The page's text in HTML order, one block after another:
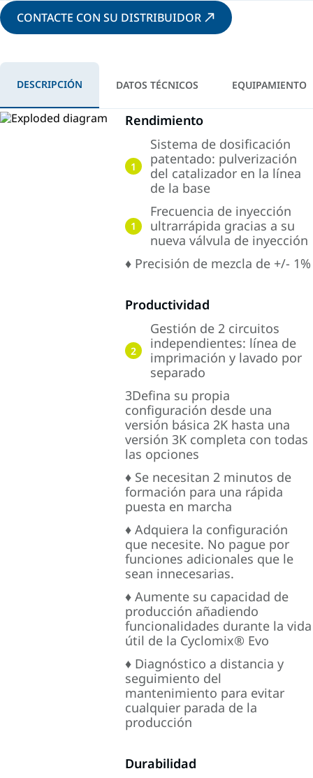
CONTACTE CON SU DISTRIBUIDOR
DESCRIPCIÓN DATOS TÉCNICOS EQUIPAMIENTO
Rendimiento
1
Sistema de dosificación
patentado: pulverización
del catalizador en la línea
de la base
1
Frecuencia de inyección
ultrarrápida gracias a su
nueva válvula de inyección
♦ Precisión de mezcla de +/- 1%
Productividad
2
Gestión de 2 circuitos
independientes: línea de
imprimación y lavado por
separado
3Defina su propia
configuración desde una
versión básica 2K hasta una
versión 3K completa con todas
las opciones
♦ Se necesitan 2 minutos de
formación para una rápida
puesta en marcha
♦ Adquiera la configuración
que necesite. No pague por
funciones adicionales que le
sean innecesarias.
♦ Aumente su capacidad de
producción añadiendo
funcionalidades durante la vida
útil de la Cyclomix® Evo
♦ Diagnóstico a distancia y
seguimiento del
mantenimiento para evitar
cualquier parada de la
producción
Durabilidad